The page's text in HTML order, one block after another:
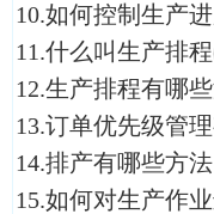
10.如何控制生产
11.什么叫生产排程
12.生产排程有哪些
13.订单优先级管
14.排产有哪些方法
15.如何对生产作